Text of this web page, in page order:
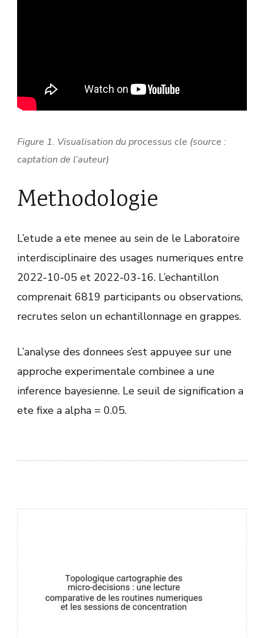
Figure 1. Visualisation du processus cle (source :
captation de l’auteur)
Methodologie
L’etude a ete menee au sein de le Laboratoire
interdisciplinaire des usages numeriques entre
2022-10-05 et 2022-03-16. L’echantillon
comprenait 6819 participants ou observations,
recrutes selon un echantillonnage en grappes.
L’analyse des donnees s’est appuyee sur une
approche experimentale combinee a une
inference bayesienne. Le seuil de signification a
ete fixe a alpha = 0.05.
записям